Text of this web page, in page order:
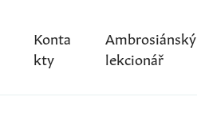
Konta
kty
Ambrosiánský
lekcionář